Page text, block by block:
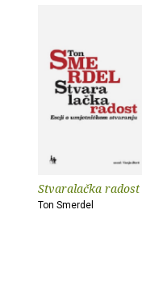
Stvaralačka radost
Ton Smerdel